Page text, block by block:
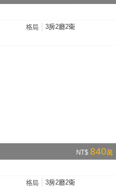
格局
3房2廳2衛
NT$ 840萬
格局 3房2廳2衛